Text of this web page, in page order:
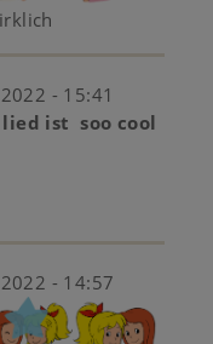
- 15:41
lied ist soo cool
- 14:57